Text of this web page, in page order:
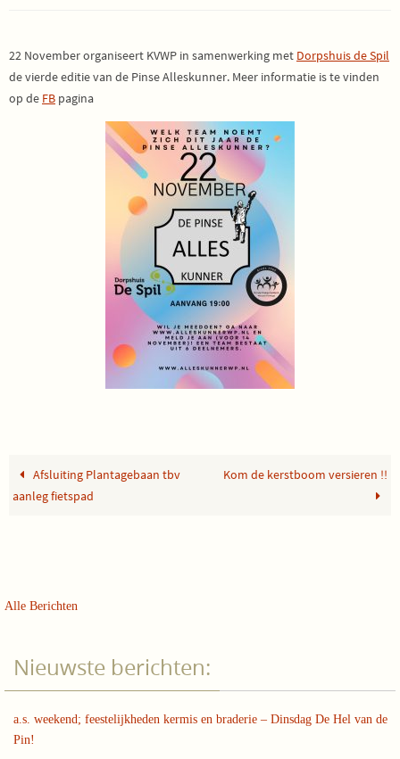
22 November organiseert KVWP in samenwerking met Dorpshuis de Spil
de vierde editie van de Pinse Alleskunner. Meer informatie is te vinden
op de FB pagina
Afsluiting Plantagebaan tbv
aanleg fietspad
Kom de kerstboom versieren !!
Alle Berichten
Nieuwste berichten:
a.s. weekend; feestelijkheden kermis en braderie – Dinsdag De Hel van de
Pin!